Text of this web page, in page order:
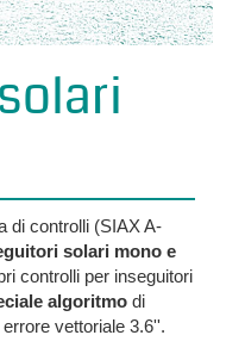
di controlli (SIAX A-
solari mono e
controlli per inseguitori
algoritmo di
vettoriale 3.6''.